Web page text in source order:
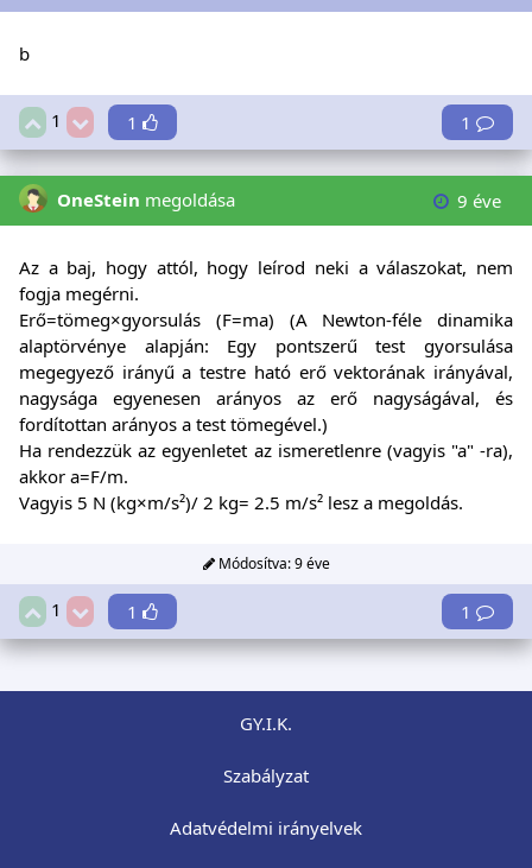
b
1 1 1
OneStein megoldása 9 éve
Az a baj, hogy attól, hogy leírod neki a válaszokat, nem
fogja megérni.
Erő=tömeg×gyorsulás (F=ma) (A Newton-féle dinamika
alaptörvénye alapján: Egy pontszerű test gyorsulása
megegyező irányű a testre ható erő vektorának irányával,
nagysága egyenesen arányos az erő nagyságával, és
fordítottan arányos a test tömegével.)
Ha rendezzük az egyenletet az ismeretlenre (vagyis "a" -ra),
akkor a=F/m.
Vagyis 5 N (kg×m/s²)/ 2 kg= 2.5 m/s² lesz a megoldás.
Módosítva:9 éve
1 1 1
GY.I.K.
Szabályzat
Adatvédelmi irányelvek